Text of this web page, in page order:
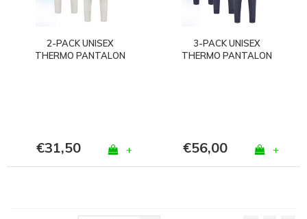
2-PACK UNISEX
THERMO PANTALON
€31,50 +
3-PACK UNISEX
THERMO PANTALON
€56,00 +